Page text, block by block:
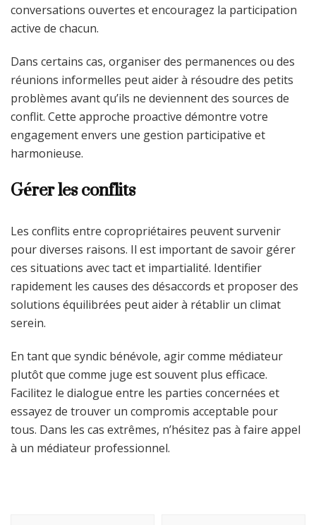
conversations ouvertes et encouragez la participation
active de chacun.
Dans certains cas, organiser des permanences ou des
réunions informelles peut aider à résoudre des petits
problèmes avant qu’ils ne deviennent des sources de
conflit. Cette approche proactive démontre votre
engagement envers une gestion participative et
harmonieuse.
Gérer les conflits
Les conflits entre copropriétaires peuvent survenir
pour diverses raisons. Il est important de savoir gérer
ces situations avec tact et impartialité. Identifier
rapidement les causes des désaccords et proposer des
solutions équilibrées peut aider à rétablir un climat
serein.
En tant que syndic bénévole, agir comme médiateur
plutôt que comme juge est souvent plus efficace.
Facilitez le dialogue entre les parties concernées et
essayez de trouver un compromis acceptable pour
tous. Dans les cas extrêmes, n’hésitez pas à faire appel
à un médiateur professionnel.